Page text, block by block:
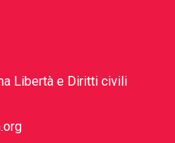
Libertà e Diritti civili